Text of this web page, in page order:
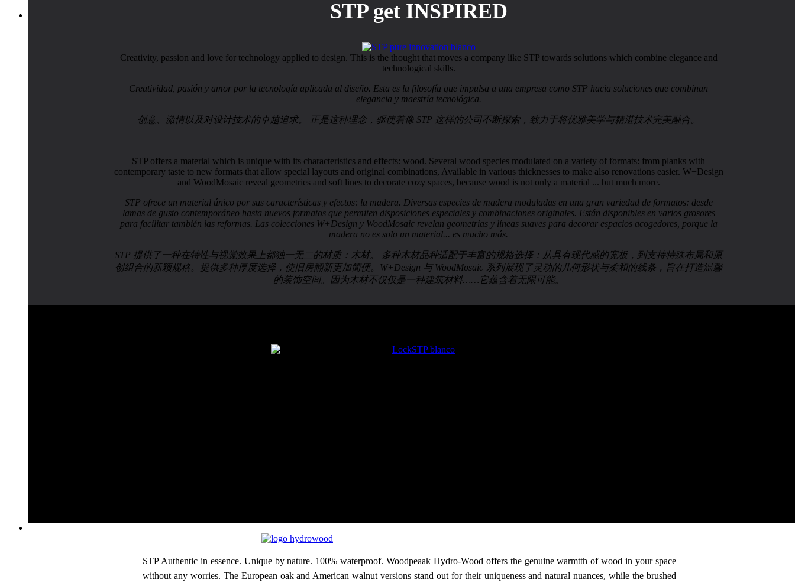
STP get INSPIRED
Creativity, passion and love for technology applied to design. This is the thought that moves a company like STP towards solutions which combine elegance and
technological skills.
Creatividad, pasión y amor por la tecnología aplicada al diseño. Esta es la filosofía que impulsa a una empresa como STP hacia soluciones que combinan
elegancia y maestría tecnológica.
创意、激情以及对设计技术的卓越追求。 正是这种理念，驱使着像 STP 这样的公司不断探索，致力于将优雅美学与精湛技术完美融合。
STP offers a material which is unique with its characteristics and effects: wood. Several wood species modulated on a variety of formats: from planks with
contemporary taste to new formats that allow special layouts and original combinations, Available in various thicknesses to make also renovations easier. W+Design
and WoodMosaic reveal geometries and soft lines to decorate cozy spaces, because wood is not only a material ... but much more.
STP ofrece un material único por sus características y efectos: la madera. Diversas especies de madera moduladas en una gran variedad de formatos: desde
lamas de gusto contemporáneo hasta nuevos formatos que permiten disposiciones especiales y combinaciones originales. Están disponibles en varios grosores
para facilitar también las reformas. Las colecciones W+Design y WoodMosaic revelan geometrías y líneas suaves para decorar espacios acogedores, porque la
madera no es solo un material... es mucho más.
STP 提供了一种在特性与视觉效果上都独一无二的材质：木材。 多种木材品种适配于丰富的规格选择：从具有现代感的宽板，到支持特殊布局和原
创组合的新颖规格。提供多种厚度选择，使旧房翻新更加简便。W+Design 与 WoodMosaic 系列展现了灵动的几何形状与柔和的线条，旨在打造温馨
的装饰空间。因为木材不仅仅是一种建筑材料……它蕴含着无限可能。
STP Authentic in essence. Unique by nature. 100% waterproof. Woodpeaak Hydro-Wood offers the genuine warmtth of wood in your space
without any worries. The European oak and American walnut versions stand out for their uniqueness and natural nuances, while the brushed